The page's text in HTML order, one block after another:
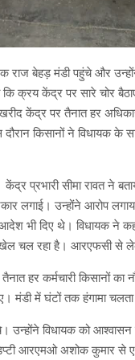
बेहड़ मंडी पहुंचे और
क्रय केंद्र पर सारे चोर
केंद्र पर तैनात हर
किसानों ने विधायक
प्रभारी सीमा रावत ने
लगाई। उन्होंने आरोप
भी दिए थे। विधायक ने
खेल चल रहा है। आरएफसी
कर्मचारी किसानों का
मंडी में घंटों तक हंगामा
विधायक को
आरएमओ अशोक कुमार से